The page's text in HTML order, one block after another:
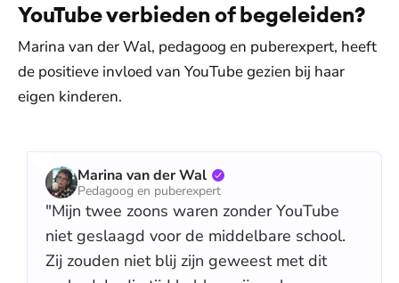
YouTube verbieden of begeleiden?
Marina van der Wal, pedagoog en puberexpert, heeft
de positieve invloed van YouTube gezien bij haar
eigen kinderen.
Marina van der Wal
Pedagoog en puberexpert
"Mijn twee zoons waren zonder YouTube
niet geslaagd voor de middelbare school.
Zij zouden niet blij zijn geweest met dit